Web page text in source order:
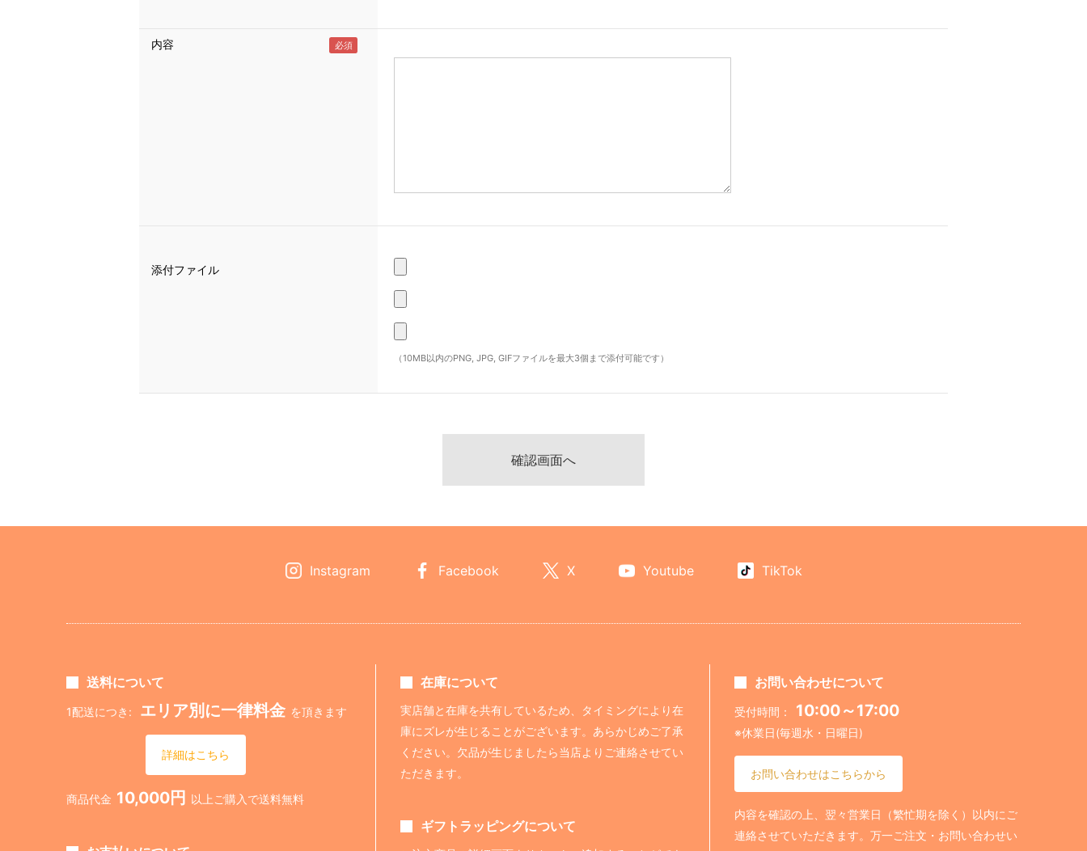
内容
添付ファイル
（10MB以内のPNG, JPG, GIFファイルを最大3個まで添付可能です）
Instagram Facebook X Youtube TikTok
送料について
1配送につき: エリア別に一律料金 を頂きます
詳細はこちら
商品代金 10,000円 以上ご購入で送料無料
在庫について
実店舗と在庫を共有しているため、タイミングにより在
庫にズレが生じることがございます。あらかじめご了承
ください。欠品が生じましたら当店よりご連絡させてい
ただきます。
ギフトラッピングについて
お問い合わせについて
受付時間： 10:00～17:00
※休業日(毎週水・日曜日)
お問い合わせはこちらから
内容を確認の上、翌々営業日（繁忙期を除く）以内にご
連絡させていただきます。万一ご注文・お問い合わせい